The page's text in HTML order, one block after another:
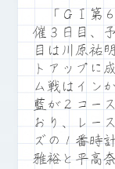
「ＧⅠ第６
催３日目、
目は川原祐
トアップに
ム戦はイン
藍が２コー
おり、レー
ズの１番時
雅裕と平高